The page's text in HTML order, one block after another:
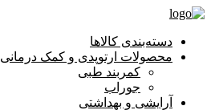
دسته‌بندی کالاها
محصولات ارتوپدی و کمک درمانی
کمربند طبی
جوراب
آرایشی و بهداشتی